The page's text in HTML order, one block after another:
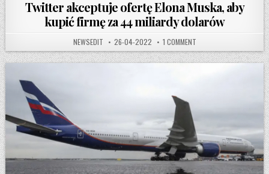
Twitter akceptuje ofertę Elona Muska, aby
kupić firmę za 44 miliardy dolarów
AUTHOR:
NEWSEDIT PUBLISHED DATE:
26-04-2022 1 COMMENTON TWITTER